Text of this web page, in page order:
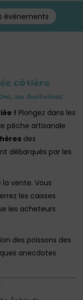
événements
côtière
au Guilvinec
! Plongez dans les
pêche artisanale
des
débarqués par les
vente. Vous
les caisses
les acheteurs
des poissons des
anecdotes